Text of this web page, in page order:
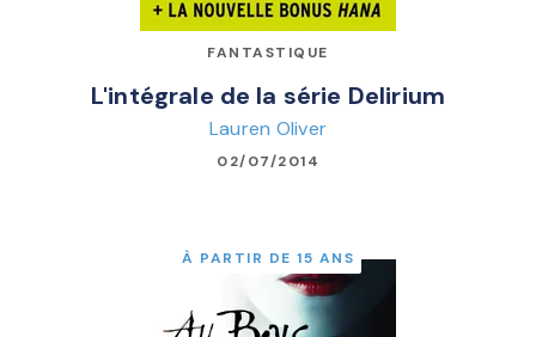
FANTASTIQUE
L'intégrale de la série Delirium
Lauren Oliver
02/07/2014
À PARTIR DE 15 ANS